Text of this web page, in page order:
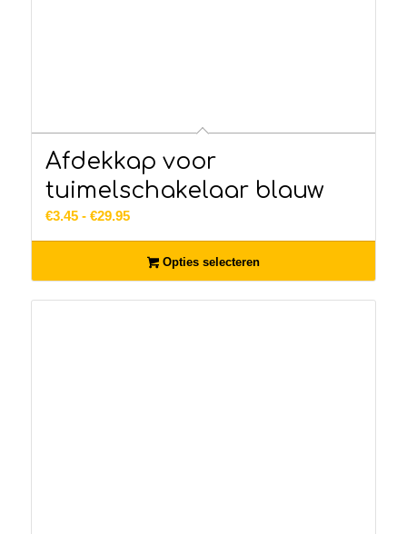
Afdekkap voor
tuimelschakelaar blauw
€3.45 - €29.95Prijsklasse:
€29.95
Opties selecteren